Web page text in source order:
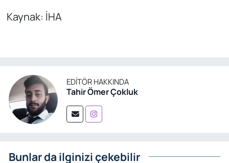
Kaynak: İHA
EDITÖR HAKKINDA
Tahir Ömer Çokluk
Bunlar da ilginizi çekebilir